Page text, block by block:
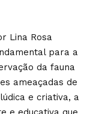
Lina Rosa
para a
da fauna
ameaçadas de
e criativa, a